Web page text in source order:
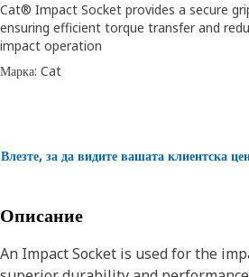
Cat® Impact Socket provides a secure
ensuring efficient torque transfer and
impact operation
Марка: Cat
Влезте, за да видите вашата клиентска
Описание
An Impact Socket is used for the